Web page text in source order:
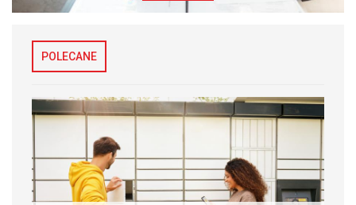
POLECANE